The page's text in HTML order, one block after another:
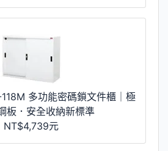
多功能密碼鎖文件櫃｜極
板．安全收納新標準
NT$4,739元